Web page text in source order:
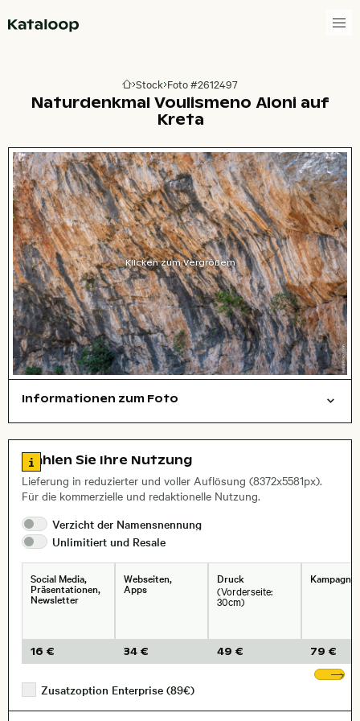
Zur Homepage
Stock Foto #2612497
Naturdenkmal Voulismeno Aloni auf
Kreta
Klicken zum Vergrößern
Informationen zum Foto
, Objektiv
Zu den Lizenzinformationen springen
Wählen Sie Ihre Nutzung
Lieferung in reduzierter und voller Auflösung (8372x5581px).
Für die kommerzielle und redaktionelle Nutzung.
Verzicht der Namensnennung
Unlimitiert und Resale
Social Media,
Präsentationen,
Newsletter
16 €
Webseiten,
Apps
34 €
Druck
(Vorderseite:
30cm)
49 € 79 €
Zusatzoption Enterprise (89€)